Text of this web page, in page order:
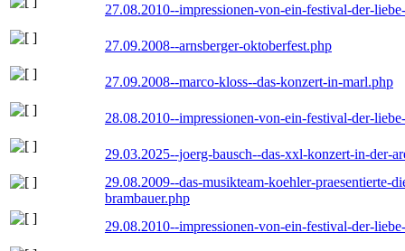
27.08.2010--impressionen-von-ein-festival-der-
27.09.2008--arnsberger-oktoberfest.php
27.09.2008--marco-kloss--das-konzert-in-marl.php
28.08.2010--impressionen-von-ein-festival-der-
29.03.2025--joerg-bausch--das-xxl-konzert-in-der-
29.08.2009--das-musikteam-koehler-praesentierte-
brambauer.php
29.08.2010--impressionen-von-ein-festival-der-